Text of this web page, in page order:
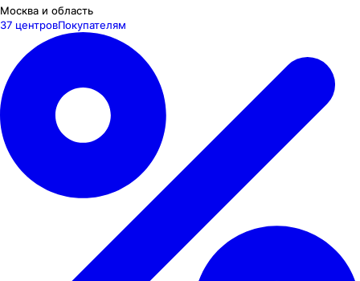
Москва и область
37 центровПокупателям